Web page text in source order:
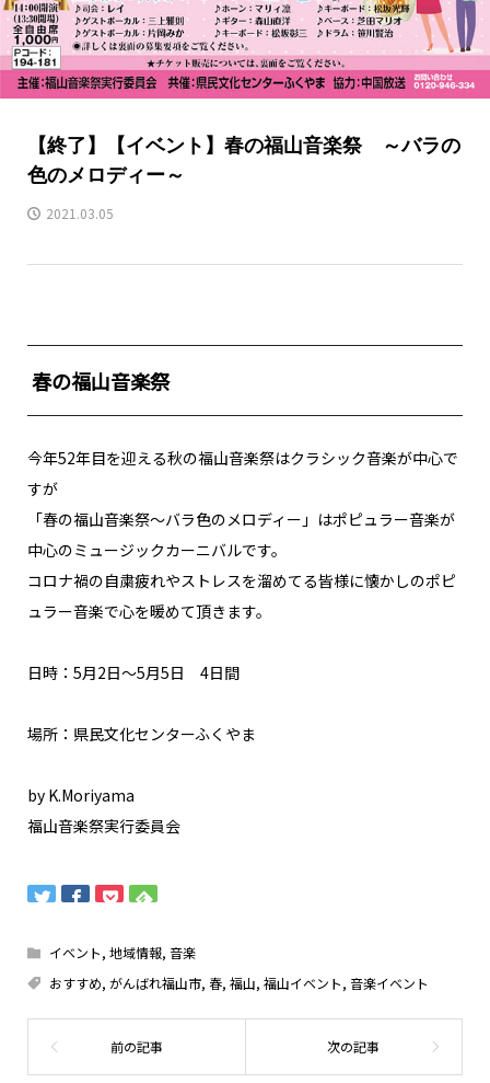
【終了】【イベント】春の福山音楽祭 ～バラの
色のメロディー～
2021.03.05
春の福山音楽祭
今年52年目を迎える秋の福山音楽祭はクラシック音楽が中心で
すが
「春の福山音楽祭～バラ色のメロディー」はポピュラー音楽が
中心のミュージックカーニバルです。
コロナ禍の自粛疲れやストレスを溜めてる皆様に懐かしのポピ
ュラー音楽で心を暖めて頂きます。
日時：5月2日～5月5日 4日間
場所：県民文化センターふくやま
by K.Moriyama
福山音楽祭実行委員会
イベント, 地域情報, 音楽
おすすめ, がんばれ福山市, 春, 福山, 福山イベント, 音楽イベント